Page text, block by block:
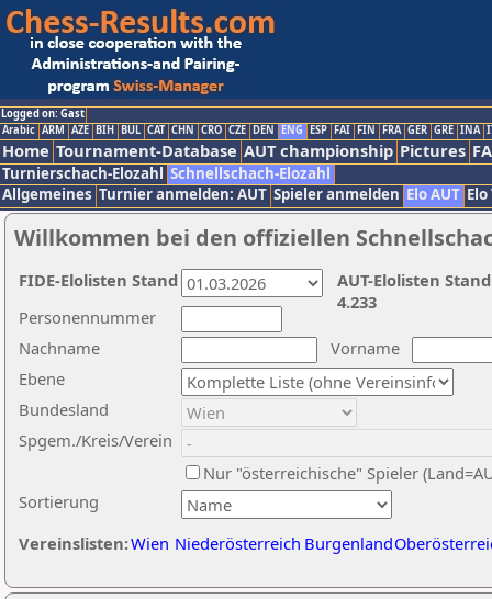
Logged on: Gast
Arabic ARM AZE BIH BUL CAT CHN CRO CZE DEN ENG ESP FAI FIN FRA GER GRE INA
Home Tournament-Database AUT championship Pictures
Turnierschach-Elozahl Schnellschach-Elozahl
Allgemeines Turnier anmelden: AUT Spieler anmelden Elo AUT
Willkommen bei den offiziellen
Nachname
Vorname
Ebene
Sortierung
Personennummer
Bundesland
Spgem./Kreis/Verein
Nur "österreichische" Spieler
Vereinslisten:Wien Niederösterreich Burgenland
AUT-Elolisten
4.233
FIDE-Elolisten Stand